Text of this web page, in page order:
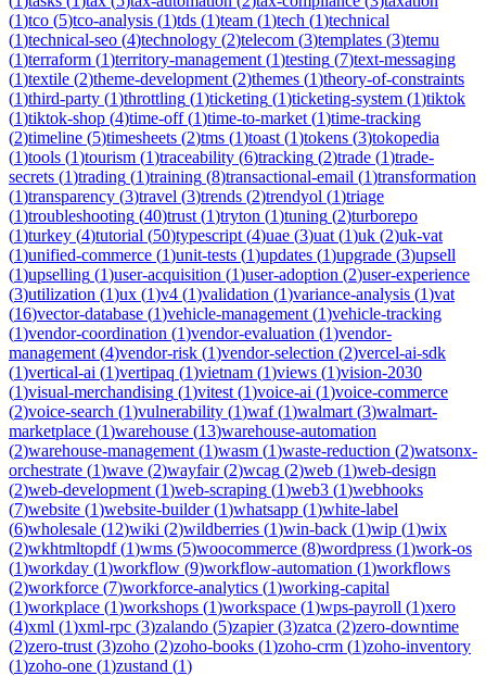
(1)tco (5)tco-analysis (1)tds (1)team (1)tech (1)technical
(1)technical-seo (4)technology (2)telecom (3)templates (3)temu
(1)terraform (1)territory-management (1)testing (7)text-messaging
(1)textile (2)theme-development (2)themes (1)theory-of-constraints
(1)third-party (1)throttling (1)ticketing (1)ticketing-system (1)tiktok
(1)tiktok-shop (4)time-off(1)time-to-market (1)time-tracking
(2)timeline (5)timesheets (2)tms (1)toast (1)tokens (3)tokopedia
(1)tools (1)tourism (1)traceability (6)tracking (2)trade (1)trade-
secrets (1)trading (1)training (8)transactional-email (1)transformation
(1)transparency (3)travel (3)trends (2)trendyol (1)triage
(1)troubleshooting (40)trust (1)tryton (1)tuning (2)turborepo
(1)turkey (4)tutorial (50)typescript (4)uae (3)uat (1)uk (2)uk-vat
(1)unified-commerce (1)unit-tests (1)updates (1)upgrade (3)upsell
(1)upselling (1)user-acquisition (1)user-adoption (2)user-experience
(3)utilization (1)ux (1)v4 (1)validation (1)variance-analysis (1)vat
(16)vector-database (1)vehicle-management (1)vehicle-tracking
(1)vendor-coordination (1)vendor-evaluation (1)vendor-
management (4)vendor-risk (1)vendor-selection (2)vercel-ai-sdk
(1)vertical-ai (1)vertipaq (1)vietnam (1)views (1)vision-2030
(1)visual-merchandising (1)vitest (1)voice-ai (1)voice-commerce
(2)voice-search (1)vulnerability (1)waf(1)walmart (3)walmart-
marketplace (1)warehouse (13)warehouse-automation
(2)warehouse-management (1)wasm (1)waste-reduction (2)watsonx-
orchestrate (1)wave (2)wayfair(2)wcag (2)web (1)web-design
(2)web-development (1)web-scraping (1)web3 (1)webhooks
(7)website (1)website-builder(1)whatsapp (1)white-label
(6)wholesale (12)wiki (2)wildberries (1)win-back (1)wip (1)wix
(2)wkhtmltopdf(1)wms (5)woocommerce (8)wordpress (1)work-os
(1)workday (1)workflow (9)workflow-automation (1)workflows
(2)workforce (7)workforce-analytics (1)working-capital
(1)workplace (1)workshops (1)workspace (1)wps-payroll (1)xero
(4)xml (1)xml-rpc (3)zalando (5)zapier(3)zatca (2)zero-downtime
(2)zero-trust (3)zoho (2)zoho-books (1)zoho-crm (1)zoho-inventory
(1)zoho-one (1)zustand (1)